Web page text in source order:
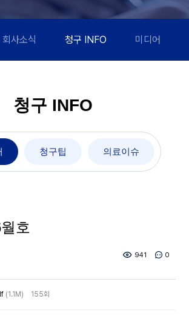
회사소식 청구 INFO 미디어
청구 INFO
청구팁 의료이슈
호
941 0
(1.1M) 155회